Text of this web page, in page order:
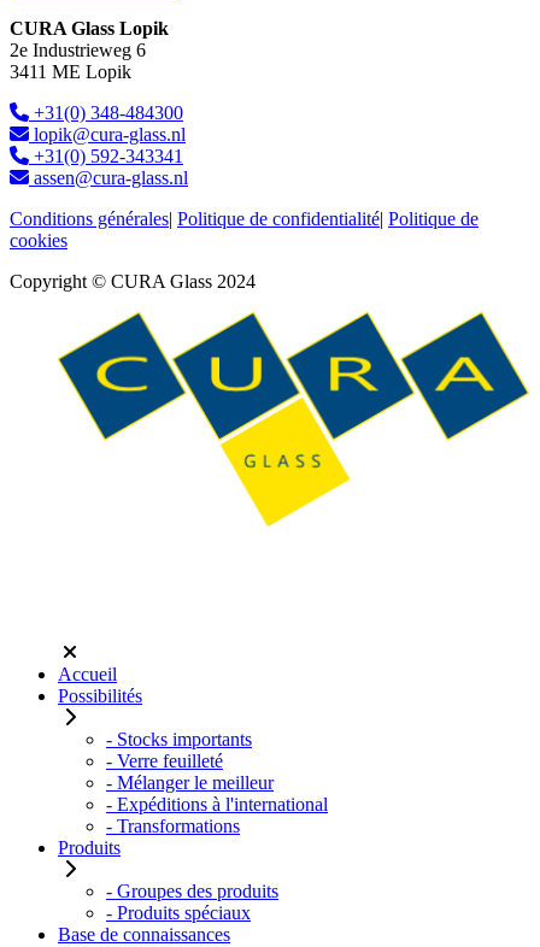
CURA Glass Lopik
2e Industrieweg 6
3411 ME Lopik
+31(0) 348-484300
lopik@cura-glass.nl
+31(0) 592-343341
assen@cura-glass.nl
Conditions générales| Politique de confidentialité| Politique de
cookies
Copyright © CURA Glass 2024
Accueil
Possibilités
- Stocks importants
- Verre feuilleté
- Mélanger le meilleur
- Expéditions à l'international
- Transformations
Produits
- Groupes des produits
- Produits spéciaux
Base de connaissances